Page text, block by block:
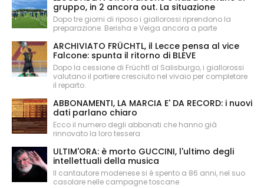
gruppo, in 2 ancora out. La situazione
Dopo tre giorni di riposo i giallorossi riprendono la
preparazione. Berisha e Veiga ancora a parte
ARCHIVIATO FRÜCHTL, il Lecce pensa al vice
Falcone: spunta il ritorno di BLEVE
Dopo la cessione di Früchtl al Salisburgo, i giallorossi
valutano il portiere cresciuto nel vivaio per completare
il reparto.
ABBONAMENTI, LA MARCIA E' DA RECORD: i nuovi
dati parlano chiaro
Ecco il numero degli abbonati che hanno già
rinnovato la loro tessera
ULTIM'ORA: è morto GUCCINI, l'ultimo degli
intellettuali della musica
Il cantautore modenese si è spento a 86 anni, nel suo
casolare nelle campagne toscane